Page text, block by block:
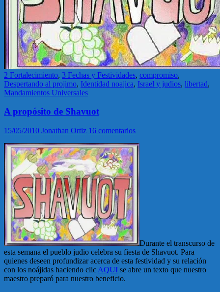
2 Fortalecimiento, 3 Fechas y Festividades, compromiso,
Despertando al projimo, Identidad noajica, Israel y judios, libertad,
Mandamientos Universales
A propósito de Shavuot
15/05/2010 Jonathan Ortiz 16 comentarios
Durante el transcurso de
esta semana el pueblo judio celebra su fiesta de Shavuot. Para
quienes deseen profundizar acerca de esta festividad y su relación
con los noájidas haciendo clic AQUI se abre un texto que nuestro
maestro preparó para nuestro beneficio.